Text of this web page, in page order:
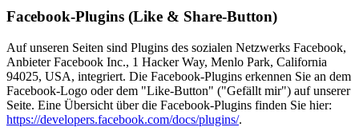
Facebook-Plugins (Like & Share-Button)
Auf unseren Seiten sind Plugins des sozialen Netzwerks Facebook,
Anbieter Facebook Inc., 1 Hacker Way, Menlo Park, California
94025, USA, integriert. Die Facebook-Plugins erkennen Sie an dem
Facebook-Logo oder dem "Like-Button" ("Gefällt mir") auf unserer
Seite. Eine Übersicht über die Facebook-Plugins finden Sie hier:
https://developers.facebook.com/docs/plugins/.